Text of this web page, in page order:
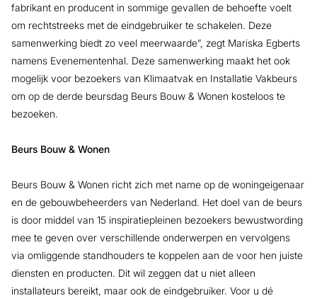
fabrikant en producent in sommige gevallen de behoefte voelt
om rechtstreeks met de eindgebruiker te schakelen. Deze
samenwerking biedt zo veel meerwaarde”, zegt Mariska Egberts
namens Evenementenhal. Deze samenwerking maakt het ook
mogelijk voor bezoekers van Klimaatvak en Installatie Vakbeurs
om op de derde beursdag Beurs Bouw & Wonen kosteloos te
bezoeken.
Beurs Bouw & Wonen
Beurs Bouw & Wonen richt zich met name op de woningeigenaar
en de gebouwbeheerders van Nederland. Het doel van de beurs
is door middel van 15 inspiratiepleinen bezoekers bewustwording
mee te geven over verschillende onderwerpen en vervolgens
via omliggende standhouders te koppelen aan de voor hen juiste
diensten en producten. Dit wil zeggen dat u niet alleen
installateurs bereikt, maar ook de eindgebruiker. Voor u dé